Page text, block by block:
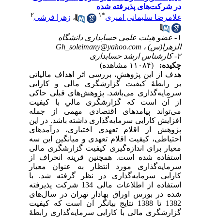
در شرکت‌های پذیرفته شده
غلامرضا سلیمانی امیری* ۱ ،زهرا فرشی
۱- عضو هیئت علمی حسابداری دانشگاه
الزهرا(س) ، Gh_soleimany@yahoo.com
چکیده:
هدف از این پژوهش، بررسی اثر اهداف مالیاتی
بر رابطۀ کیفیت گزارشگری مالی و کارایی
سرمایه‌گذاری می‌باشد. پژوهش‌های قبلی حاکی
از آن است که گزارشگری مالیِ با کیفیت
می‌تواند پیامدهای اقتصادی مهمی از جمله
افزایش کارایی سرمایه‌گذاری داشته باشد. در این
پژوهش از اقلام تعهدی اختیاری، درآمدهای
احتیاطی، کیفیت اقلام تعهدی و میانگین این سه
معیار برای اندازه‌گیری کیفیت گزارشگری مالی
استفاده شده است. همچنین قرینه انحراف از
سرمایه‌گذاری مورد انتظار به عنوان معیار
کارایی سرمایه‌گذاری در نظر گرفته شد. با
استفاده از اطلاعات مالی 134 شرکت‌ پذیرفته
شده در بورس اوراق بهادار تهران در سال‌های
1382 تا 1388 نتایج بیانگر آن است که کیفیت
گزارشگری مالی با کارایی سرمایه‌گذاری رابطۀ